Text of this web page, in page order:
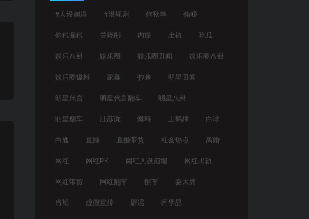
#人设崩塌 #潜规则 何秋亊 偷税
偷税漏税 关晓彤 内娱 出轨 吃瓜
娱乐八卦 娱乐圈 娱乐圈丑闻 娱乐圈八卦
娱乐圈爆料 家暴 抄袭 明星丑闻
明星代言 明星代言翻车 明星八卦
明星翻车 汪苏泷 爆料 王鹤棣 白冰
白鹿 直播 直播带货 社会热点 离婚
网红 网红PK 网红人设崩塌 网红出轨
网红带货 网红翻车 翻车 耍大牌
肖旭 虚假宣传 辟谣 闫学晶